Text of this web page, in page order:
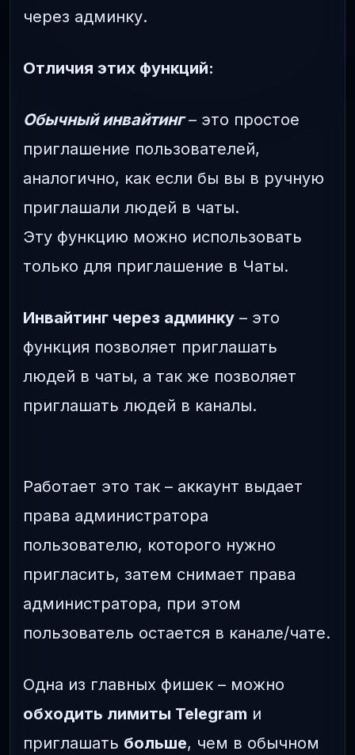
через админку.
Отличия этих функций:
Обычный инвайтинг– это простое
приглашение пользователей,
аналогично, как если бы вы в ручную
приглашали людей в чаты.
Эту функцию можно использовать
только для приглашение в Чаты.
Инвайтинг через админку – это
функция позволяет приглашать
людей в чаты, а так же позволяет
приглашать людей в каналы.
Работает это так – аккаунт выдает
права администратора
пользователю, которого нужно
пригласить, затем снимает права
администратора, при этом
пользователь остается в канале/чате.
Одна из главных фишек – можно
обходить лимиты Telegram и
приглашать больше, чем в обычном